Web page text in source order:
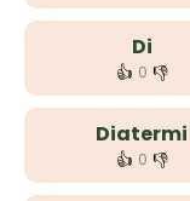
Di
👍 0 👎
Diatermi
👍 0 👎